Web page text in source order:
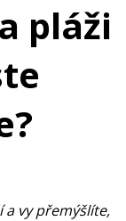
pláži
a vy přemýšlíte,